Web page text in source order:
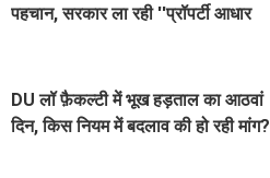
पहचान, सरकार ला रही ''प्रॉपर्टी आधार
DU लॉ फ़ैकल्टी में भूख हड़ताल का आठवां
दिन, किस नियम में बदलाव की हो रही मांग?